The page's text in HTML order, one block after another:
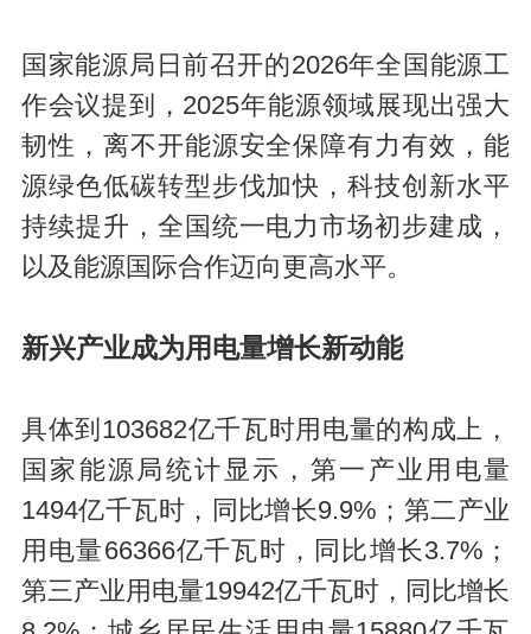
国家能源局日前召开的2026年全国能源工
作会议提到，2025年能源领域展现出强大
韧性，离不开能源安全保障有力有效，能
源绿色低碳转型步伐加快，科技创新水平
持续提升，全国统一电力市场初步建成，
以及能源国际合作迈向更高水平。
新兴产业成为用电量增长新动能
具体到103682亿千瓦时用电量的构成上，
国家能源局统计显示，第一产业用电量
1494亿千瓦时，同比增长9.9%；第二产业
用电量66366亿千瓦时，同比增长3.7%；
第三产业用电量19942亿千瓦时，同比增长